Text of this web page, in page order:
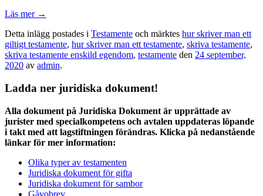
Läs mer →
Detta inlägg postades i Testamente och märktes hur skriver man ett
giltigt testamente, hur skriver man ett testamente, skriva testamente,
skriva testamente enskild egendom, testamente den 24 september,
2020 av admin.
Ladda ner juridiska dokument!
Alla dokument på Juridiska Dokument är upprättade av
jurister med specialkompetens och avtalen uppdateras löpande
i takt med att lagstiftningen förändras. Klicka på nedanstående
länkar för mer information:
Olika typer av testamenten
Juridiska dokument för gifta
Juridiska dokument för sambor
Gåvobrev